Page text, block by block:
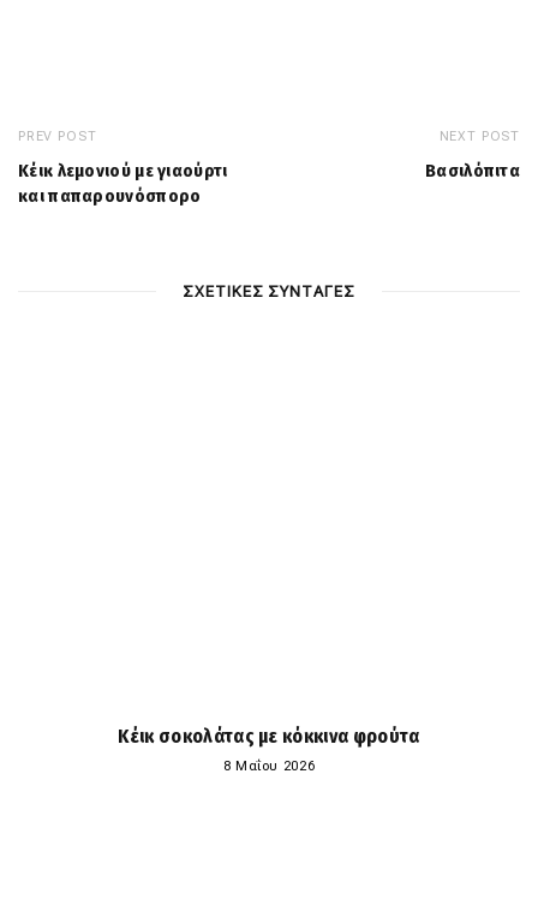
PREV POST
Κέικ λεμονιού με γιαούρτι
και παπαρουνόσπορο
NEXT POST
Βασιλόπιτα
ΣΧΕΤΙΚΕΣ ΣΥΝΤΑΓΕΣ
Κέικ σοκολάτας με κόκκινα φρούτα
8 Μαΐου 2026